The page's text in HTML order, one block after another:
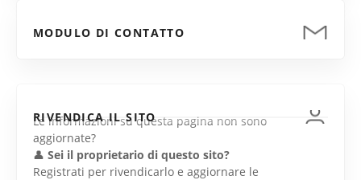
MODULO DI CONTATTO
RIVENDICA IL SITO
Le informazioni su questa pagina non sono
aggiornate?
👤 Sei il proprietario di questo sito?
Registrati per rivendicarlo e aggiornare le